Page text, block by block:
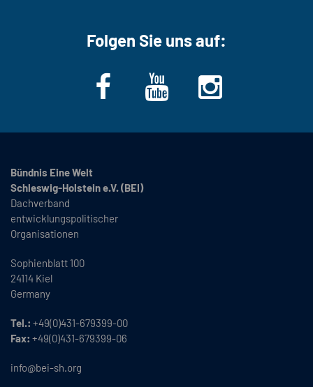
Folgen Sie uns auf:
Bündnis Eine Welt
Schleswig-Holstein e.V. (BEI)
Dachverband
entwicklungspolitischer
Organisationen
Sophienblatt 100
24114 Kiel
Germany
Tel.: +49(0)431-679399-00
Fax: +49(0)431-679399-06
info@bei-sh.org